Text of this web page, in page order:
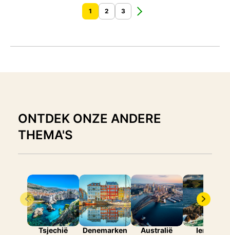
1 2 3
ONTDEK ONZE ANDERE
THEMA'S
Tsjechië Denemarken Australië Ierland